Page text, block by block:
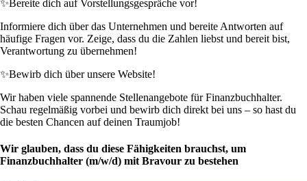
✨ Bereite dich auf Vorstellungsgespräche vor!
Informiere dich über das Unternehmen und bereite Antworten auf
häufige Fragen vor. Zeige, dass du die Zahlen liebst und bereit bist,
Verantwortung zu übernehmen!
✨Bewirb dich über unsere Website!
Wir haben viele spannende Stellenangebote für Finanzbuchhalter.
Schau regelmäßig vorbei und bewirb dich direkt bei uns – so hast du
die besten Chancen auf deinen Traumjob!
Wir glauben, dass du diese Fähigkeiten brauchst, um
Finanzbuchhalter (m/w/d) mit Bravour zu bestehen